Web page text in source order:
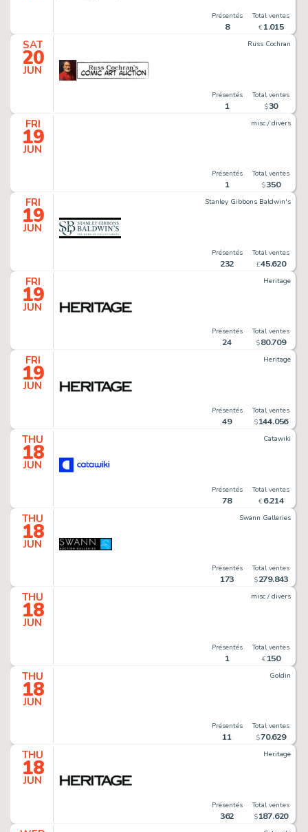
Présentés
8
Total ventes
€ 1.015
SAT
20
JUN
Russ Cochran
Présentés
1
Total ventes
$ 30
FRI
19
JUN
misc / divers
Présentés
1
Total ventes
$350
FRI
19
JUN
Stanley Gibbons Baldwin's
Présentés
232
Total ventes
£45.620
FRI
19
JUN
Heritage
Présentés
24
Total ventes
$80.709
FRI
19
JUN
Heritage
Présentés
49
Total ventes
$144.056
THU
18
JUN
Catawiki
Présentés
78
Total ventes
€ 6.214
THU
18
JUN
Swann Galleries
Présentés
173
Total ventes
$279.843
THU
18
JUN
misc / divers
Présentés
1
Total ventes
€ 150
THU
18
JUN
Goldin
Présentés
11
Total ventes
$70.629
THU
18
JUN
Heritage
Présentés
362
Total ventes
$187.620